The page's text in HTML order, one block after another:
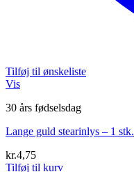
Tilføj til ønskeliste
Vis
30 års fødselsdag
Lange guld stearinlys – 1 stk.
kr.4,75
Tilføj til kurv